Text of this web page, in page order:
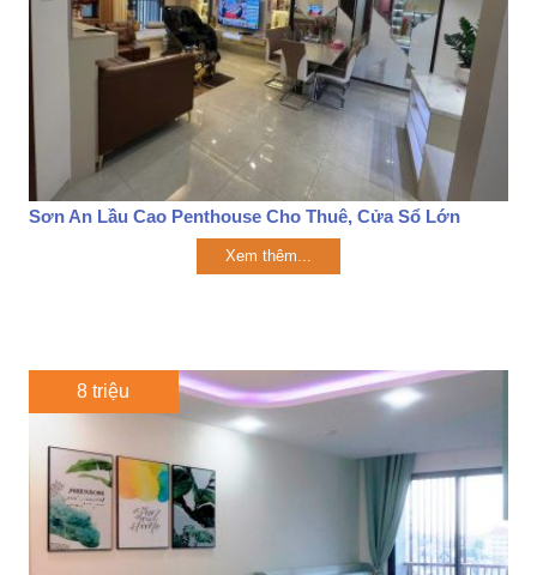
Sơn An Lầu Cao Penthouse Cho Thuê, Cửa Sổ Lớn
Xem thêm...
8 triệu